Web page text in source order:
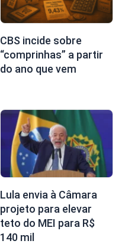
CBS incide sobre
“comprinhas” a partir
do ano que vem
Lula envia à Câmara
projeto para elevar
teto do MEI para R$
140 mil